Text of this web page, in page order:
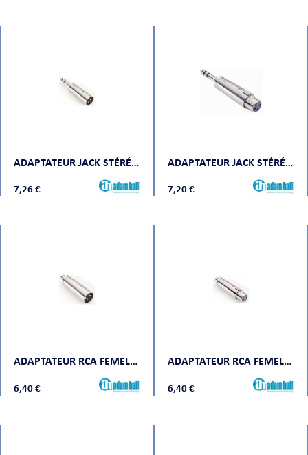
ADAPTATEUR JACK STÉRÉO MÂLE VERS XLR MÂLE
7,26 €
ADAPTATEUR JACK STÉRÉO MÂLE VERS XLR FEMELLE
7,20 €
ADAPTATEUR RCA FEMELLE VERS XLR MÂLE
6,40 €
ADAPTATEUR RCA FEMELLE VERS XLR FEMELLE
6,40 €